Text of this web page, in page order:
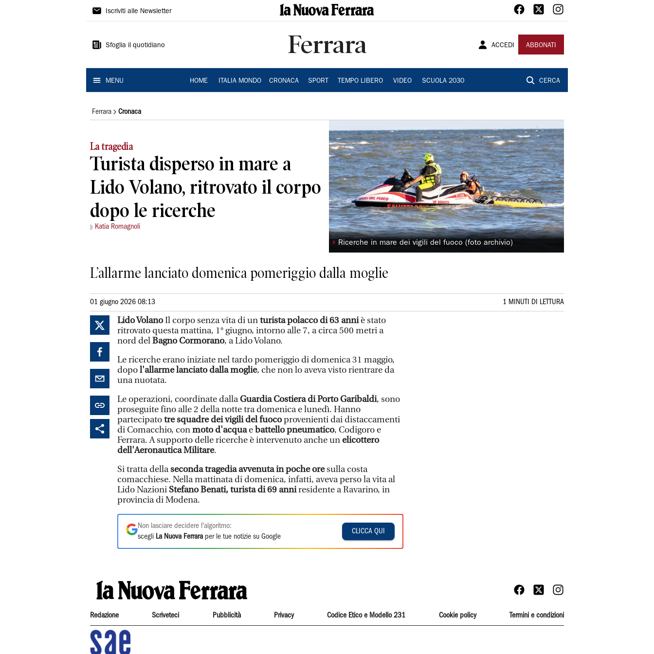
La
Ferrara
Iscriviti alle Newsletter
Sfoglia il quotidiano Ferrara ACCEDI ABBONATI
MENU HOME ITALIA MONDO CRONACA SPORT TEMPO LIBERO VIDEO SCUOLA 2030 CERCA
Ferrara Cronaca
La tragedia
Turista disperso in mare a
Lido Volano, ritrovato il corpo
dopo le ricerche
Katia Romagnoli
◗ Ricerche in mare dei vigili del fuoco (foto archivio)
L’allarme lanciato domenica pomeriggio dalla moglie
01 giugno 2026 08:13 1 MINUTI DI LETTURA
Lido VolanoIl corpo senza vita di unturista polacco di 63 anniè stato
ritrovato questa mattina, 1° giugno, intorno alle 7, a circa 500 metri a
nord delBagno Cormorano, a Lido Volano.
Le ricerche erano iniziate nel tardo pomeriggio di domenica 31 maggio,
dopol'allarme lanciato dalla moglie, che non lo aveva visto rientrare da
una nuotata.
Le operazioni, coordinate dallaGuardia Costiera di Porto Garibaldi, sono
proseguite fino alle 2 della notte tra domenica e lunedì. Hanno
partecipatotre squadre dei vigili del fuocoprovenienti dai distaccamenti
di Comacchio, conmoto d'acquaebattello pneumatico, Codigoro e
Ferrara. A supporto delle ricerche è intervenuto anche un elicottero
dell'Aeronautica Militare.
Si tratta dellaseconda tragedia avvenuta in poche oresulla costa
comacchiese. Nella mattinata di domenica, infatti, aveva perso la vita al
Lido Nazioni Stefano Benati, turista di 69 anniresidente a Ravarino, in
provincia di Modena.
Non lasciare decidere l'algoritmo:
scegli La Nuova Ferrara per le tue notizie su Google
CLICCA QUI
Redazione Scriveteci Pubblicità Privacy Codice Etico e Modello 231 Cookie policy Termini e condizioni